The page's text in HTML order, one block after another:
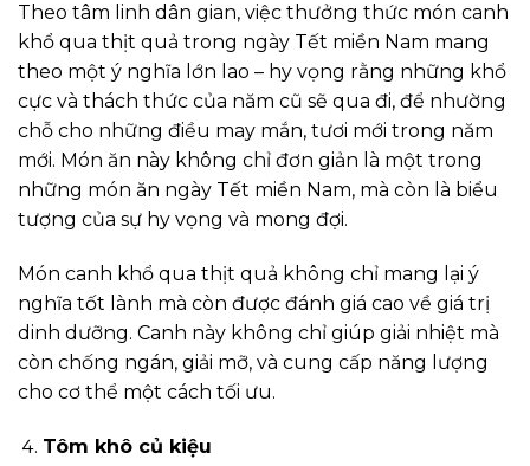
Theo tâm linh dân gian, việc thưởng thức món canh
khổ qua thịt quả trong ngày Tết miền Nam mang
theo một ý nghĩa lớn lao – hy vọng rằng những khổ
cực và thách thức của năm cũ sẽ qua đi, để nhường
chỗ cho những điều may mắn, tươi mới trong năm
mới. Món ăn này không chỉ đơn giản là một trong
những món ăn ngày Tết miền Nam, mà còn là biểu
tượng của sự hy vọng và mong đợi.
Món canh khổ qua thịt quả không chỉ mang lại ý
nghĩa tốt lành mà còn được đánh giá cao về giá trị
dinh dưỡng. Canh này không chỉ giúp giải nhiệt mà
còn chống ngán, giải mỡ, và cung cấp năng lượng
cho cơ thể một cách tối ưu.
Tôm khô củ kiệu